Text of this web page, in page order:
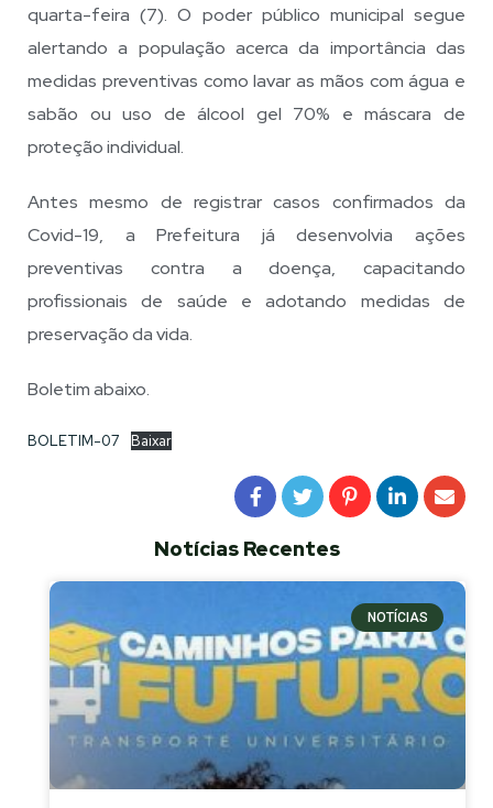
quarta-feira (7). O poder público municipal segue
alertando a população acerca da importância das
medidas preventivas como lavar as mãos com água e
sabão ou uso de álcool gel 70% e máscara de
proteção individual.
Antes mesmo de registrar casos confirmados da
Covid-19, a Prefeitura já desenvolvia ações
preventivas contra a doença, capacitando
profissionais de saúde e adotando medidas de
preservação da vida.
Boletim abaixo.
BOLETIM-07 Baixar
Notícias Recentes
NOTÍCIAS